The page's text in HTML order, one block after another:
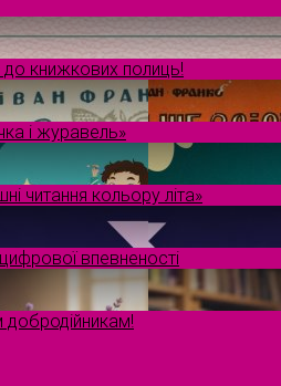
книжкових полиць!
і журавель»
читання кольору літа»
впевненості